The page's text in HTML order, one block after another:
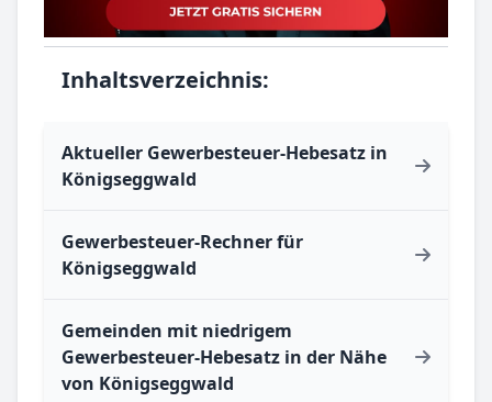
Inhaltsverzeichnis:
Aktueller Gewerbesteuer-Hebesatz in
Königseggwald
Gewerbesteuer-Rechner für
Königseggwald
Gemeinden mit niedrigem
Gewerbesteuer-Hebesatz in der Nähe
von Königseggwald